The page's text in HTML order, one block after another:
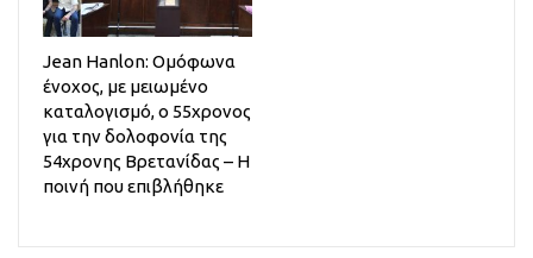
Jean Hanlon: Ομόφωνα
ένοχος, με μειωμένο
καταλογισμό, ο 55χρονος
για την δολοφονία της
54χρονης Βρετανίδας – Η
ποινή που επιβλήθηκε